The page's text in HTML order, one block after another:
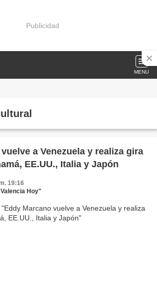
Publicidad
MENU
a Venezuela y realiza gira
EE.UU., Italia y Japón
19:16
Hoy"